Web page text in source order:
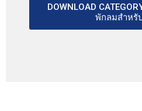
DOWNLOAD
พักลมสำหรั